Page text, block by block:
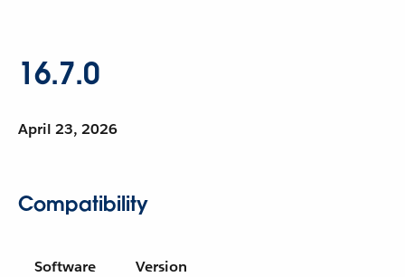
16.7.0
April 23, 2026
Compatibility
Software
Version